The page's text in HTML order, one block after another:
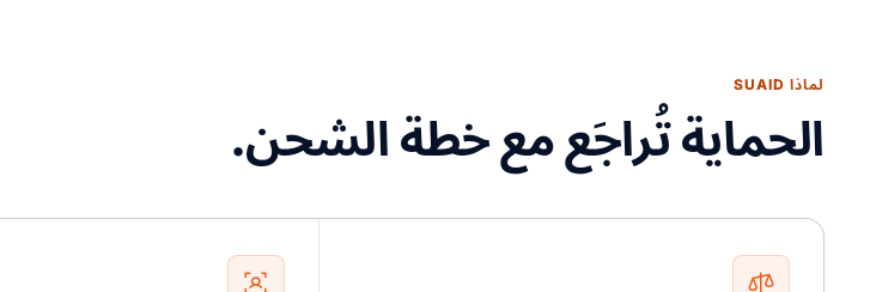
لماذا SUAID
الحماية تُراجَع مع خطة الشحن.